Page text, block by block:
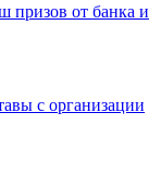
призов от банка и
с организации